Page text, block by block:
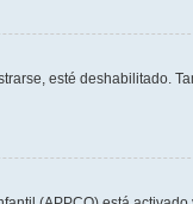
esté deshabilitado.